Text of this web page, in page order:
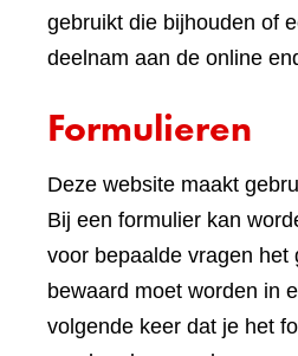
gebruikt die bijhouden of
deelnam aan de online
Formulieren
Deze website maakt
Bij een formulier kan
voor bepaalde vragen het
bewaard moet worden in
volgende keer dat je het